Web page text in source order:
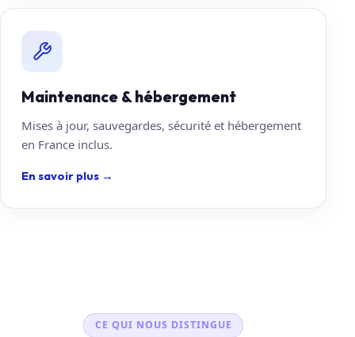
Maintenance & hébergement
Mises à jour, sauvegardes, sécurité et hébergement
en France inclus.
En savoir plus →
CE QUI NOUS DISTINGUE